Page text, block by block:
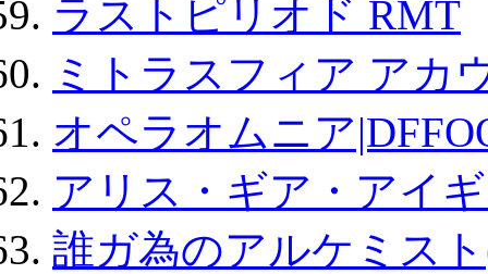
ラストピリオド RMT
ミトラスフィア アカ
オペラオムニア
アリス・ギア・アイ
誰ガ為のアルケミス